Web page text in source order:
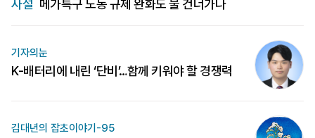
사설 메가특구 노동 규제 완화도 물 건너가나
기자의눈
K-배터리에 내린 ‘단비’…함께 키워야 할 경쟁력
김대년의 잡초이야기-95